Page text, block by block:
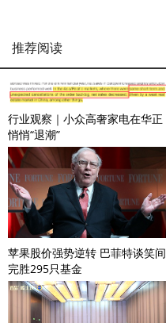
推荐阅读
行业观察｜小众高奢家电在华正
悄悄“退潮”
苹果股价强势逆转 巴菲特谈笑间
完胜295只基金